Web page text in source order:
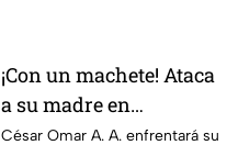
¡Con un machete! Ataca
a su madre en
Chihuahua; la amenazó
César Omar A. A. enfrentará su